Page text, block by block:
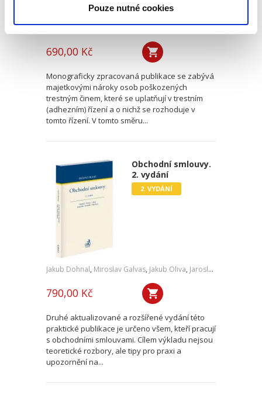
Pouze nutné cookies
František Púry,,Petr Vojtek
690,00 Kč
Monograficky zpracovaná publikace se zabývá
majetkovými nároky osob poškozených
trestným činem, které se uplatňují v trestním
(adhezním) řízení a o nichž se rozhoduje v
tomto řízení. V tomto směru...
Obchodní smlouvy.
2. vydání
2. VYDÁNÍ
Jakub Dohnal, Miroslav Galvas, Jakub Oliva, Jaroslav Janoušek
790,00 Kč
Druhé aktualizované a rozšířené vydání této
praktické publikace je určeno všem, kteří pracují
s obchodními smlouvami. Cílem výkladu nejsou
teoretické rozbory, ale tipy pro praxi a
upozornění na...